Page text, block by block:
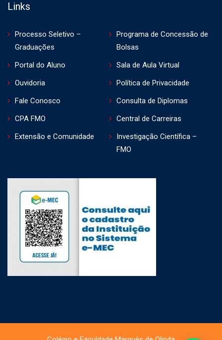
Links
Processo Seletivo –
Graduações
Programa de Concessão de
Bolsas
Portal do Aluno
Sala de Aula Virtual
Ouvidoria
Política de Privacidade
Fale Conosco
Consulta de Diplomas
CPA FMO
Central de Carreiras
Extensão e Comunidade
Investigação Científica –
FMO